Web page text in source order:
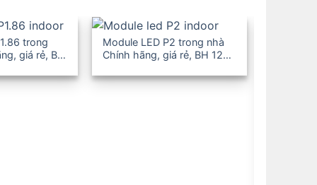
trong
giá rẻ, BH
Module LED P2 trong nhà
Chính hãng, giá rẻ, BH 12-